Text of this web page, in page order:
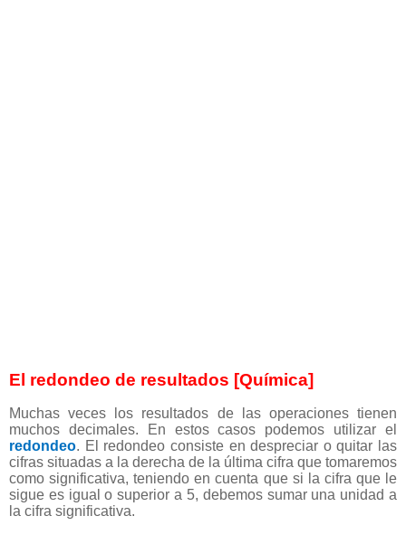
El redondeo de resultados [Química]
Muchas veces los resultados de las operaciones tienen
muchos decimales. En estos casos podemos utilizar el
redondeo. El redondeo consiste en despreciar o quitar las
cifras situadas a la derecha de la última cifra que tomaremos
como significativa, teniendo en cuenta que si la cifra que le
sigue es igual o superior a 5, debemos sumar una unidad a
la cifra significativa.